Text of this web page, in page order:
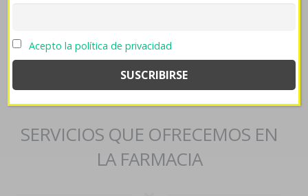
Seriöse online apotheken synthroid euthyrox thyrex tirosint berlthyrox
states/->sitio en línea->comprar altace acovil internet
careprost lumigan latisse
SERVICIOS QUE OFRECEMOS EN
LA FARMACIA
Acepto la política de privacidad